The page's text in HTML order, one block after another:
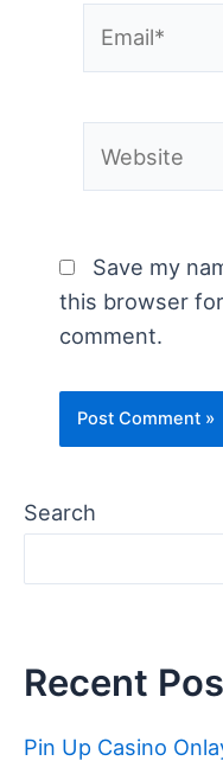
Save my
this browser
comment.
Search
Recent
Pin Up Casino